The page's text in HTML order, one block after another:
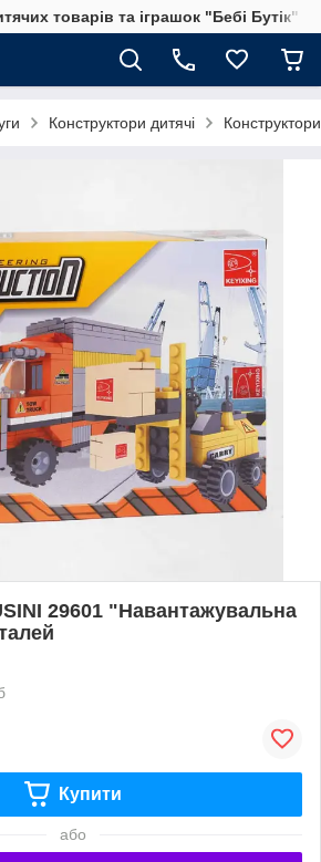
товарів та іграшок "Бебі Бутік"
Конструктори дитячі
29601 "Навантажувальна
Купити
або